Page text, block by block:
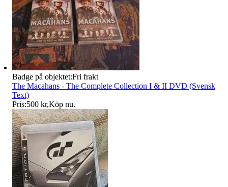
Badge på objektet:Fri frakt
The Macahans - The Complete Collection I & II DVD (Svensk
Text)
Pris:500 kr,Köp nu.